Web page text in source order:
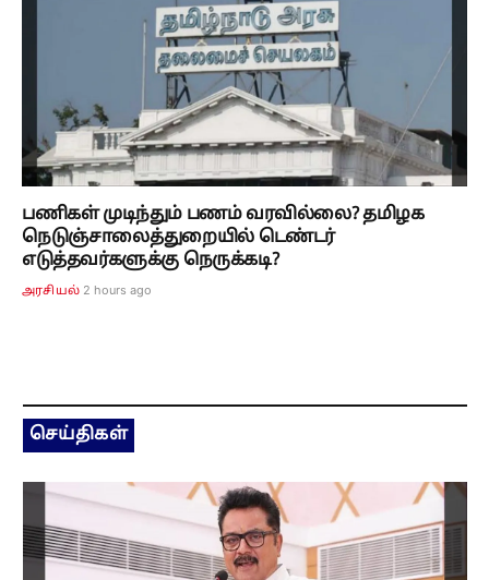
பணிகள் முடிந்தும் பணம் வரவில்லை? தமிழக
நெடுஞ்சாலைத்துறையில் டெண்டர்
எடுத்தவர்களுக்கு நெருக்கடி?
அரசியல் 2 hours ago
செய்திகள்